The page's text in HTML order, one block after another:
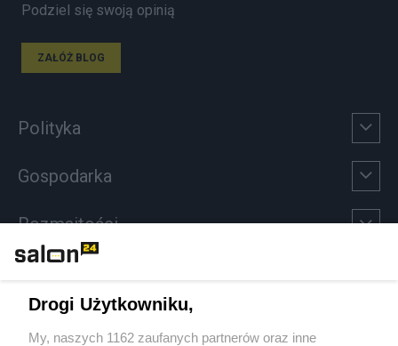
Podziel się swoją opinią
ZAŁÓŻ BLOG
Polityka
Gospodarka
Rozmaitości
Sport
Drogi Użytkowniku,
My, naszych 1162 zaufanych partnerów oraz inne